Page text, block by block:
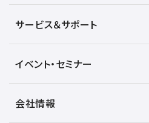
サービス＆サポート
イベント・セミナー
会社情報